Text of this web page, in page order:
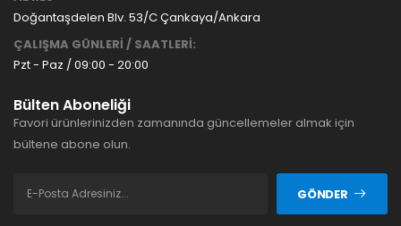
Doğantaşdelen Blv. 53/C Çankaya/Ankara
ÇALIŞMA GÜNLERİ / SAATLERİ:
Pzt - Paz / 09:00 - 20:00
Bülten Aboneliği
Favori ürünlerinizden zamanında güncellemeler almak için
bültene abone olun.
GÖNDER